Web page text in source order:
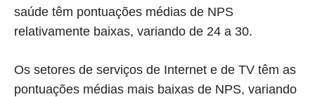
saúde têm pontuações médias de NPS
relativamente baixas, variando de 24 a 30.
Os setores de serviços de Internet e de TV têm as
pontuações médias mais baixas de NPS, variando